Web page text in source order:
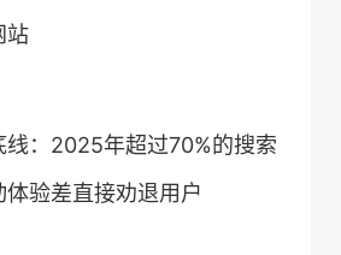
站
线：2025年超过70%的搜索
验差直接劝退用户